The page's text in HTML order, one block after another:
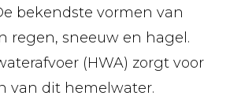
bekendste vormen van
regen, sneeuw en hagel.
(HWA) zorgt voor
van dit hemelwater.